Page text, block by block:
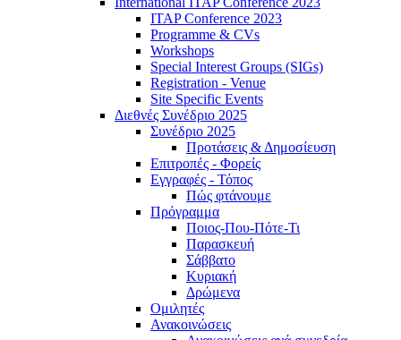
ITAP Conference 2023
Programme & CVs
Workshops
Special Interest Groups (SIGs)
Registration - Venue
Site Specific Events
Διεθνές Συνέδριο 2025
Συνέδριο 2025
Προτάσεις & Δημοσίευση
Επιτροπές - Φορείς
Εγγραφές - Τόπος
Πώς φτάνουμε
Πρόγραμμα
Ποιος-Που-Πότε-Τι
Παρασκευή
Σάββατο
Κυριακή
Δρώμενα
Ομιλητές
Ανακοινώσεις